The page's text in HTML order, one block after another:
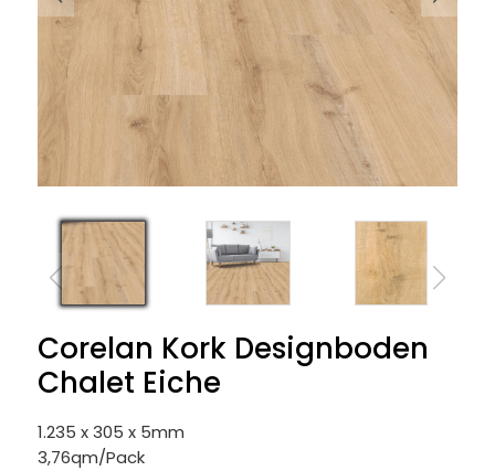
Corelan Kork Designboden
Chalet Eiche
1.235 x 305 x 5mm
3,76qm/Pack